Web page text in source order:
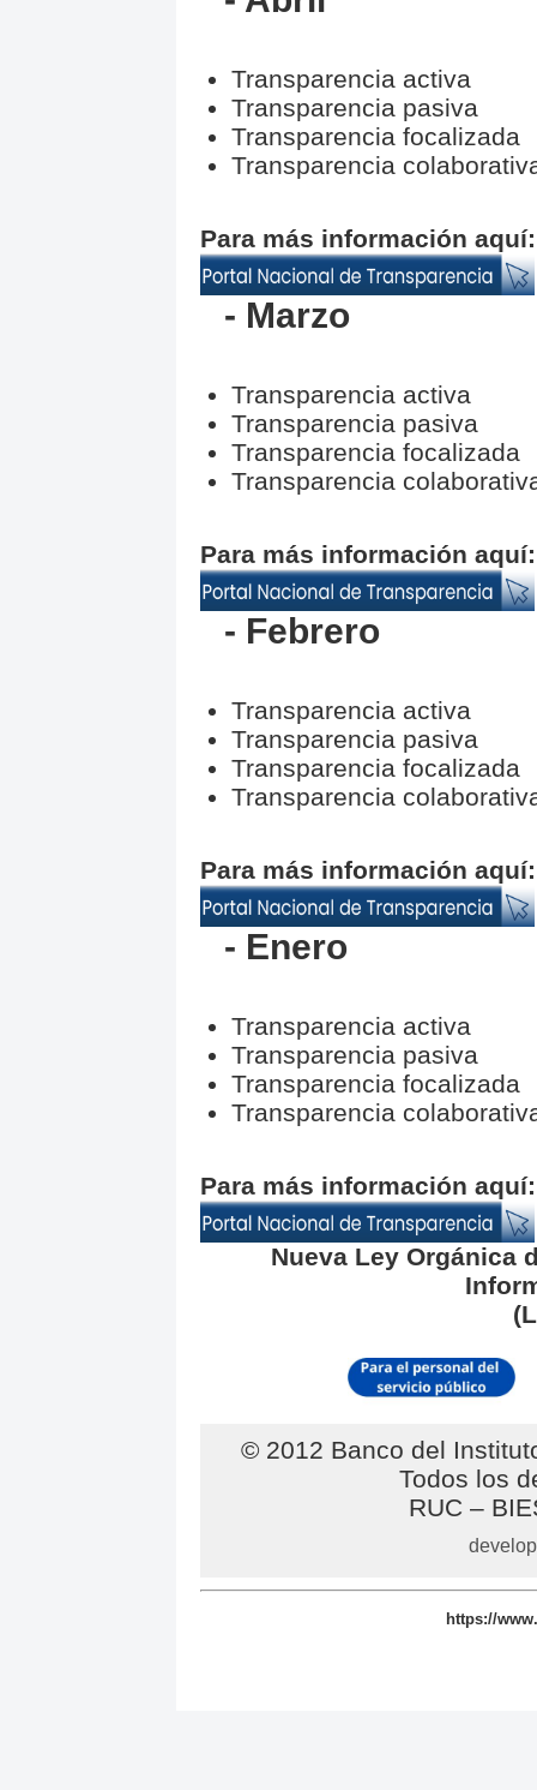
Transparencia activa
Transparencia pasiva
Transparencia focalizada
Transparencia
Para más información aquí:
- Marzo
Transparencia activa
Transparencia focalizada
Transparencia
Para más información aquí:
- Febrero
Transparencia activa
Transparencia focalizada
Transparencia
Para más información aquí:
- Enero
Transparencia activa
Transparencia focalizada
Transparencia
Para más información aquí:
Nueva Ley Orgánica
© 2012 Banco del
Todos los
RUC –
https://